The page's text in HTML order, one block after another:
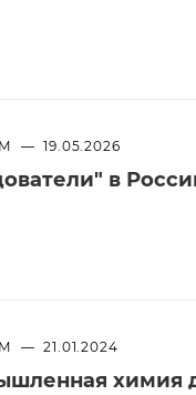
— 19.05.2026
в
— 21.01.2024
химия